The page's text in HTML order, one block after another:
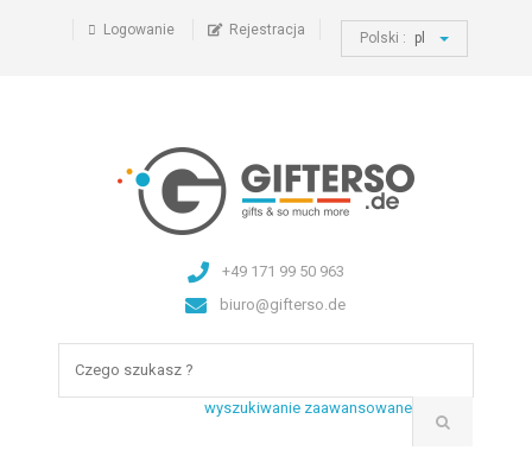
Logowanie Rejestracja Polski : pl
+49 171 99 50 963
biuro@gifterso.de
wyszukiwanie zaawansowane